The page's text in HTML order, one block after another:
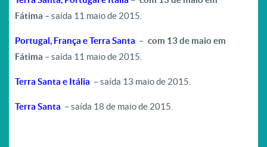
Fátima – saída 11 maio de 2015.
Portugal, França e Terra Santa – com 13 de maio em
Fátima – saída 11 maio de 2015.
Terra Santa e Itália – saída 13 maio de 2015.
Terra Santa – saída 18 de maio de 2015.